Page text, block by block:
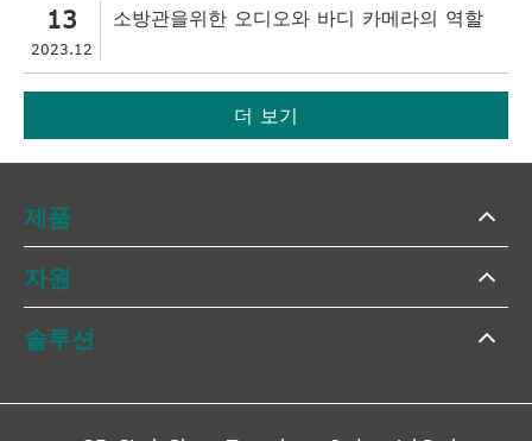
13
2023.12
소방관을위한 오디오와 바디 카메라의 역할
더 보기
제품
자원
솔루션